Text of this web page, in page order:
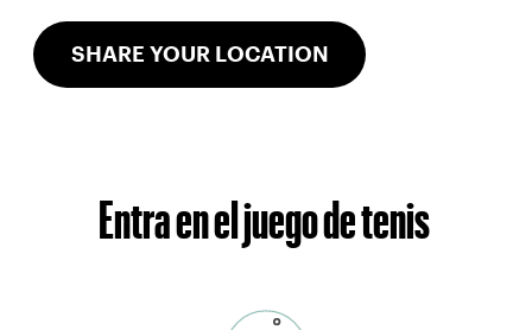
SHARE YOUR LOCATION
Entra en el juego de tenis